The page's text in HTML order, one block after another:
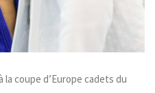
la coupe d’Europe cadets du